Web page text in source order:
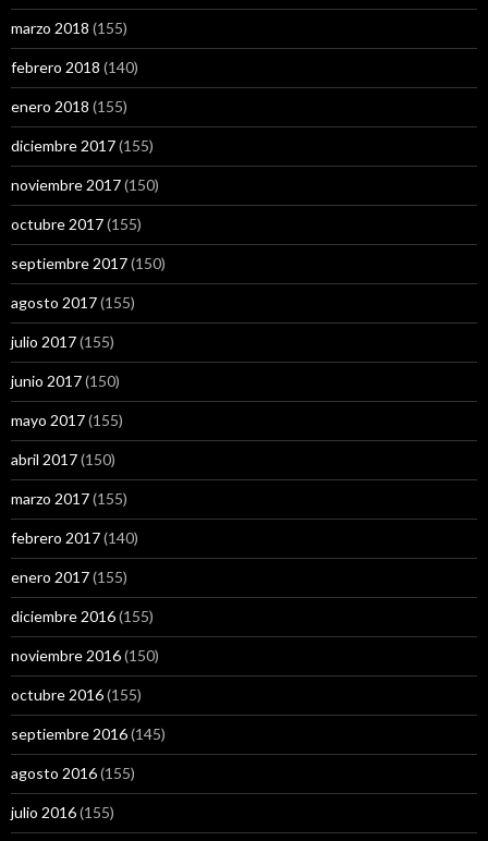
marzo 2018 (155)
febrero 2018 (140)
enero 2018 (155)
diciembre 2017(155)
noviembre 2017(150)
octubre 2017(155)
septiembre 2017(150)
agosto 2017(155)
julio 2017(155)
junio 2017(150)
mayo 2017(155)
abril 2017(150)
marzo 2017(155)
febrero 2017(140)
enero 2017(155)
diciembre 2016(155)
noviembre 2016(150)
octubre 2016(155)
septiembre 2016(145)
agosto 2016(155)
julio 2016(155)